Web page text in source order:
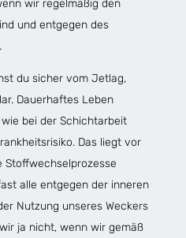
wir regelmäßig den
und entgegen des
du sicher vom Jetlag,
Dauerhaftes Leben
bei der Schichtarbeit
Das liegt vor
Stoffwechselprozesse
alle entgegen der inneren
Nutzung unseres Weckers
ja nicht, wenn wir gemäß